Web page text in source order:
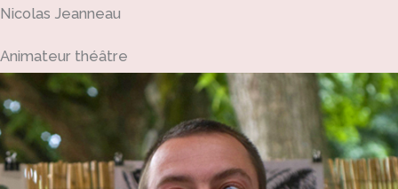
Nicolas Jeanneau
Animateur théâtre